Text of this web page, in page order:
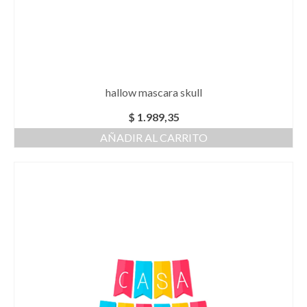
hallow mascara skull
$ 1.989,35
AÑADIR AL CARRITO